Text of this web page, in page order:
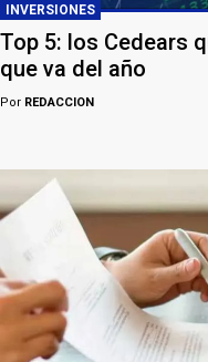
INVERSIONES
Top 5: los Cedears
que va del año
Por REDACCION